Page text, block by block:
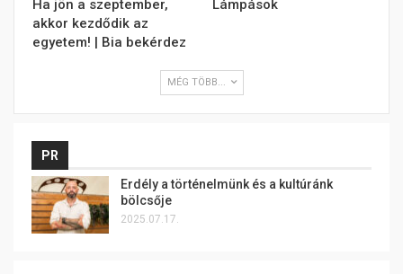
Ha jön a szeptember,
akkor kezdődik az
egyetem! | Bia bekérdez
Lámpások
MÉG TÖBB...
PR
Erdély a történelmünk és a kultúránk
bölcsője
2025.07.17.